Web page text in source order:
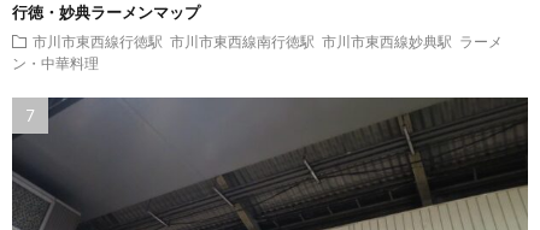
行徳・妙典ラーメンマップ
市川市東西線行徳駅 市川市東西線南行徳駅 市川市東西線妙典駅
ラーメ
ン・中華料理